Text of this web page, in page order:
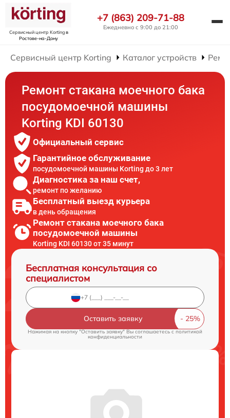
Сервисный центр Kortingв
Ростове-на-Дону
+7 (863) 209-71-88
Ежедневно с 9:00 до 21:00
Сервисный центр Korting Каталог устройств
Ремонт стакана моечного бака
посудомоечной машины
Korting KDI 60130
Официальный сервис
Гарантийное обслуживание
посудомоечной машины Korting до 3 лет
Диагностика за наш счет,
ремонт по желанию
Бесплатный выезд курьера
в день обращения
Ремонт стакана моечного бака
посудомоечной машины
Korting KDI 60130 от 35 минут
Бесплатная консультация со
специалистом
Оставить заявку
Нажимая на кнопку "Оставить заявку" Вы соглашаетесь cполитикой
конфиденциальности